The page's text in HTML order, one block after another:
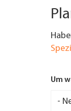
Um